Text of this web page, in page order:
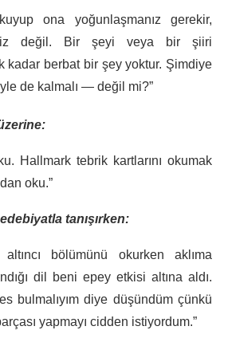
ona yoğunlaşmanız gerekir,
değil. Bir şeyi veya bir şiiri
kadar berbat bir şey yoktur. Şimdiye
de kalmalı — değil mi?”
Hallmark tebrik kartlarını okumak
oku.”
edebiyatla tanışırken:
altıncı bölümünü okurken aklıma
dil beni epey etkisi altına aldı.
bulmalıyım diye düşündüm çünkü
yapmayı cidden istiyordum.”